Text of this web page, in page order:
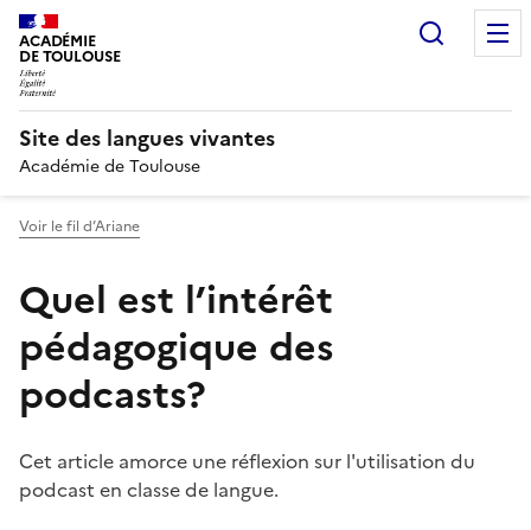
ACADÉMIE
DE TOULOUSE
Site des langues vivantes
Académie de Toulouse
Voir le fil d’Ariane
Quel est l’intérêt
pédagogique des
podcasts?
Cet article amorce une réflexion sur l'utilisation du
podcast en classe de langue.